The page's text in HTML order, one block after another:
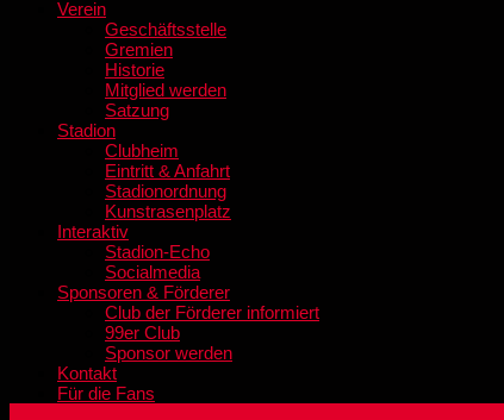
Verein
Geschäftsstelle
Gremien
Historie
Mitglied werden
Satzung
Stadion
Clubheim
Eintritt & Anfahrt
Stadionordnung
Kunstrasenplatz
Interaktiv
Stadion-Echo
Socialmedia
Sponsoren & Förderer
Club der Förderer informiert
99er Club
Sponsor werden
Kontakt
Für die Fans